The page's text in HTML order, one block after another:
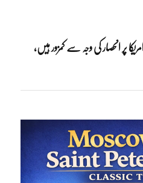
پر انحصار کی وجہ سے کمزور ہیں،